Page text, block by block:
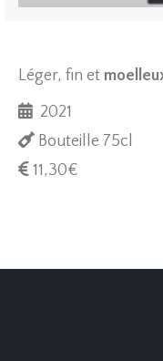
Léger, fin et
2021
Bouteille 75cl
11,30€